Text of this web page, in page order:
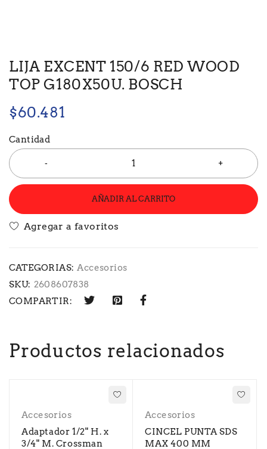
LIJA EXCENT 150/6 RED WOOD
TOP G180X50U. BOSCH
$60.481
Cantidad
AÑADIR AL CARRITO
CATEGORIAS: Accesorios
SKU: 2608607838
COMPARTIR:
Productos relacionados
Accesorios
Adaptador 1/2" H. x
3/4" M. Crossman
Accesorios
CINCEL PUNTA SDS
MAX 400 MM